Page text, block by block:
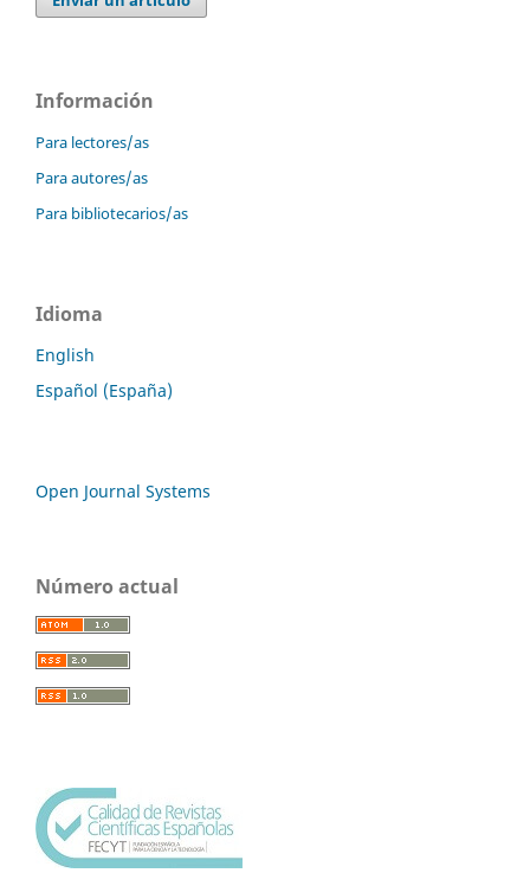
Información
Para lectores/as
Para autores/as
Para bibliotecarios/as
Idioma
English
Español (España)
Open Journal Systems
Número actual